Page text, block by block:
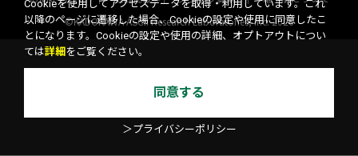
©KADOKAWA ASCII Research Laboratories, Inc. 2026
Cookieを使用してアクセスデータを取得・利用しています。これ
以降のページに遷移した場合、Cookieの設定や使用に同意したこ
とになります。Cookieの設定や使用の詳細、オプトアウトについ
ては詳細 をご覧ください。
同意する
＞プライバシーポリシー